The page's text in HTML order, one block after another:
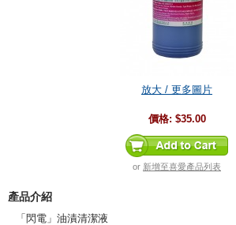
放大 / 更多圖片
價格: $35.00
or 新增至喜愛產品列表
產品介紹
「閃電」油漬清潔液